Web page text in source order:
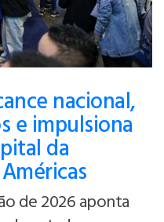
nacional,
e impulsiona
da
de 2026 aponta